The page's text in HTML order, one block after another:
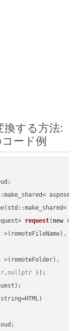
換する方法:
ード例
(std::make_shared<
request( new
>(remoteFileName),
>(remoteFolder),
, nullptr ))